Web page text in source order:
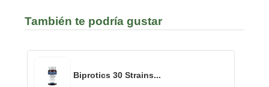
También te podría gustar
Biprotics 30 Strains...